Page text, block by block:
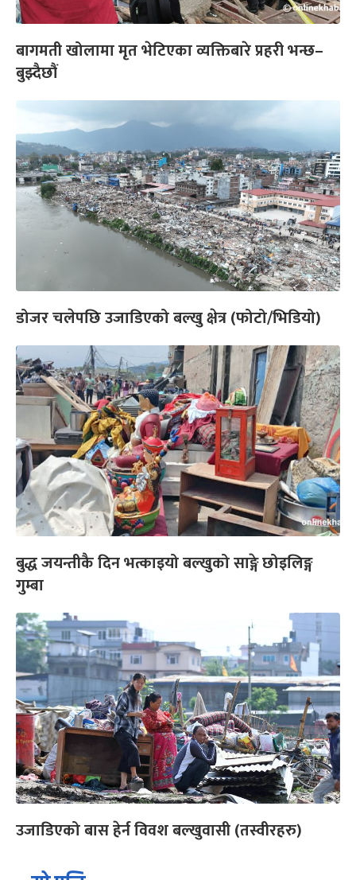
बागमती खोलामा मृत भेटिएका व्यक्तिबारे प्रहरी भन्छ–
बुझ्दैछौं
डोजर चलेपछि उजाडिएको बल्खु क्षेत्र (फोटो/भिडियो)
बुद्ध जयन्तीकै दिन भत्काइयो बल्खुको साङ्गे छोइलिङ्ग
गुम्बा
उजाडिएको बास हेर्न विवश बल्खुवासी (तस्वीरहरु)